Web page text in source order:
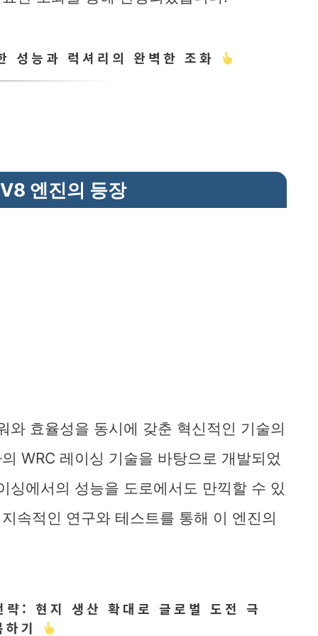
성능과 럭셔리의 완벽한 조화
엔진의 등장
와 효율성을 동시에 갖춘 혁신적인 기술의
WRC 레이싱 기술을 바탕으로 개발되었
싱에서의 성능을 도로에서도 만끽할 수 있
속적인 연구와 테스트를 통해 이 엔진의
: 현지 생산 확대로 글로벌 도전 극
하기